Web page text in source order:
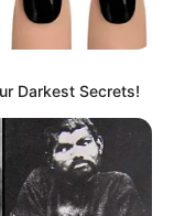
EN EL
SE VOLVIÓ
Darkest Secrets!